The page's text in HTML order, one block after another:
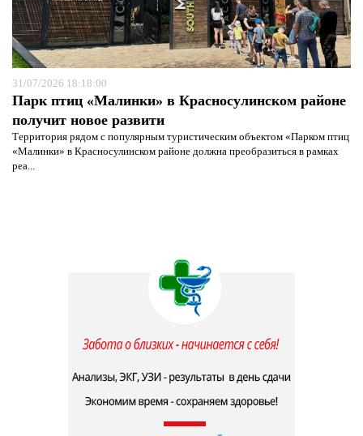
31/07/2026 18:18:00
Парк птиц «Малинки» в Красносулинском районе
получит новое развити
Территория рядом с популярным туристическим объектом «Парком птиц
«Малинки» в Красносулинском районе должна преобразиться в рамках
реа...